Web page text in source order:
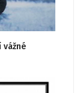
vážné